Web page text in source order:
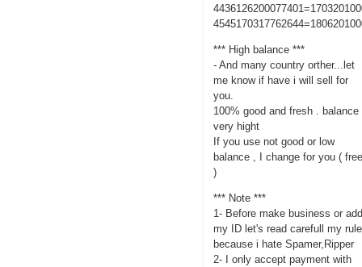
*** High balance ***
- And many country orther...let
me know if have i will sell for
you.
100% good and fresh . balance
very hight
If you use not good or low
balance , I change for you (
)
*** Note ***
1- Before make business or
my ID let's read carefull my rule
because i hate Spamer,Ripper
2- I only accept payment with